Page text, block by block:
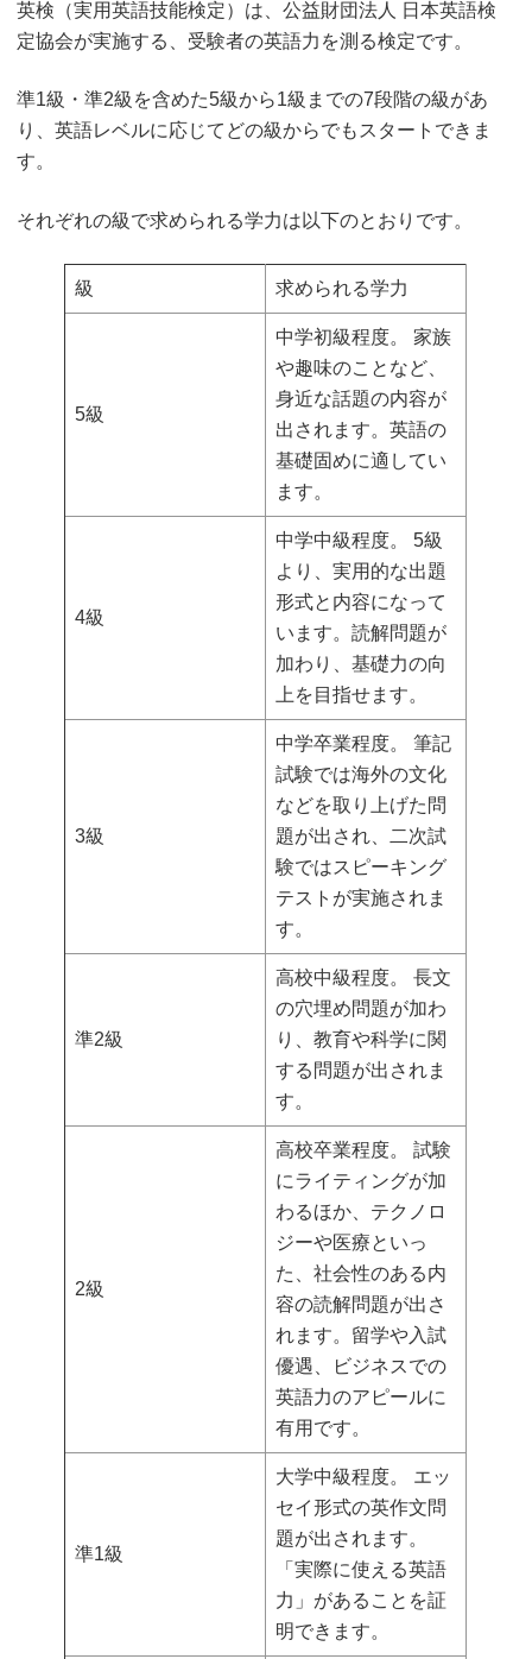
英検（実用英語技能検定）は、公益財団法人 日本英語検
定協会が実施する、受験者の英語力を測る検定です。
準1級・準2級を含めた5級から1級までの7段階の級があ
り、英語レベルに応じてどの級からでもスタートできま
す。
それぞれの級で求められる学力は以下のとおりです。
級 求められる学力
5級
中学初級程度。 家族
や趣味のことなど、
身近な話題の内容が
出されます。英語の
基礎固めに適してい
ます。
4級
中学中級程度。 5級
より、実用的な出題
形式と内容になって
います。読解問題が
加わり、基礎力の向
上を目指せます。
3級
中学卒業程度。 筆記
試験では海外の文化
などを取り上げた問
題が出され、二次試
験ではスピーキング
テストが実施されま
す。
準2級
高校中級程度。 長文
の穴埋め問題が加わ
り、教育や科学に関
する問題が出されま
す。
2級
高校卒業程度。 試験
にライティングが加
わるほか、テクノロ
ジーや医療といっ
た、社会性のある内
容の読解問題が出さ
れます。留学や入試
優遇、ビジネスでの
英語力のアピールに
有用です。
準1級
大学中級程度。 エッ
セイ形式の英作文問
題が出されます。
「実際に使える英語
力」があることを証
明できます。